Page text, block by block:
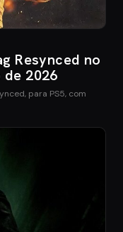
Resynced no
de 2026
para PS5, com